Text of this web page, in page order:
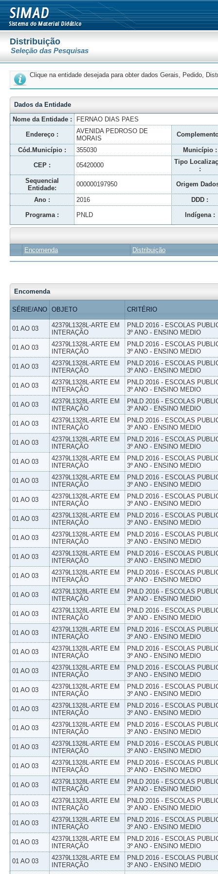
Distribuição
Seleção das Pesquisas
Clique na entidade desejada para obter dados Gerais, Pedido,
Dados da Entidade
Nome da Entidade :
FERNAO DIAS PAES
Endereço :
AVENIDA PEDROSO DE
MORAIS
Cód.Município : 355030 Município :
CEP : 05420000
Tipo
:
Sequencial
Entidade:
000000197950 Origem
Ano : 2016 DDD :
Programa : PNLD Indígena :
Encomenda Distribuição
Encomenda
SÉRIE/ANO OBJETO CRITÉRIO
01 AO 03
42379L1328L-ARTE EM
INTERAÇÃO
PNLD 2016 - ESCOLAS
3º ANO - ENSINO MEDIO
01 AO 03
42379L1328L-ARTE EM
INTERAÇÃO
PNLD 2016 - ESCOLAS
3º ANO - ENSINO MEDIO
01 AO 03
42379L1328L-ARTE EM
INTERAÇÃO
PNLD 2016 - ESCOLAS
3º ANO - ENSINO MEDIO
01 AO 03
42379L1328L-ARTE EM
INTERAÇÃO
PNLD 2016 - ESCOLAS
3º ANO - ENSINO MEDIO
01 AO 03
42379L1328L-ARTE EM
INTERAÇÃO
PNLD 2016 - ESCOLAS
3º ANO - ENSINO MEDIO
01 AO 03
42379L1328L-ARTE EM
INTERAÇÃO
PNLD 2016 - ESCOLAS
3º ANO - ENSINO MEDIO
01 AO 03
42379L1328L-ARTE EM
INTERAÇÃO
PNLD 2016 - ESCOLAS
3º ANO - ENSINO MEDIO
01 AO 03
42379L1328L-ARTE EM
INTERAÇÃO
PNLD 2016 - ESCOLAS
3º ANO - ENSINO MEDIO
01 AO 03
42379L1328L-ARTE EM
INTERAÇÃO
PNLD 2016 - ESCOLAS
3º ANO - ENSINO MEDIO
01 AO 03
42379L1328L-ARTE EM
INTERAÇÃO
PNLD 2016 - ESCOLAS
3º ANO - ENSINO MEDIO
01 AO 03
42379L1328L-ARTE EM
INTERAÇÃO
PNLD 2016 - ESCOLAS
3º ANO - ENSINO MEDIO
01 AO 03
42379L1328L-ARTE EM
INTERAÇÃO
PNLD 2016 - ESCOLAS
3º ANO - ENSINO MEDIO
01 AO 03
42379L1328L-ARTE EM
INTERAÇÃO
PNLD 2016 - ESCOLAS
3º ANO - ENSINO MEDIO
01 AO 03
42379L1328L-ARTE EM
INTERAÇÃO
PNLD 2016 - ESCOLAS
3º ANO - ENSINO MEDIO
01 AO 03
42379L1328L-ARTE EM
INTERAÇÃO
PNLD 2016 - ESCOLAS
3º ANO - ENSINO MEDIO
01 AO 03
42379L1328L-ARTE EM
INTERAÇÃO
PNLD 2016 - ESCOLAS
3º ANO - ENSINO MEDIO
01 AO 03
42379L1328L-ARTE EM
INTERAÇÃO
PNLD 2016 - ESCOLAS
3º ANO - ENSINO MEDIO
01 AO 03
42379L1328L-ARTE EM
INTERAÇÃO
PNLD 2016 - ESCOLAS
3º ANO - ENSINO MEDIO
01 AO 03
42379L1328L-ARTE EM
INTERAÇÃO
PNLD 2016 - ESCOLAS
3º ANO - ENSINO MEDIO
01 AO 03
42379L1328L-ARTE EM
INTERAÇÃO
PNLD 2016 - ESCOLAS
3º ANO - ENSINO MEDIO
01 AO 03
42379L1328L-ARTE EM
INTERAÇÃO
PNLD 2016 - ESCOLAS
3º ANO - ENSINO MEDIO
01 AO 03
42379L1328L-ARTE EM
INTERAÇÃO
PNLD 2016 - ESCOLAS
3º ANO - ENSINO MEDIO
01 AO 03
42379L1328L-ARTE EM
INTERAÇÃO
PNLD 2016 - ESCOLAS
3º ANO - ENSINO MEDIO
01 AO 03
42379L1328L-ARTE EM
INTERAÇÃO
PNLD 2016 - ESCOLAS
3º ANO - ENSINO MEDIO
01 AO 03
42379L1328L-ARTE EM
INTERAÇÃO
PNLD 2016 - ESCOLAS
3º ANO - ENSINO MEDIO
01 AO 03
42379L1328L-ARTE EM
INTERAÇÃO
PNLD 2016 - ESCOLAS
3º ANO - ENSINO MEDIO
01 AO 03
42379L1328L-ARTE EM
INTERAÇÃO
PNLD 2016 - ESCOLAS
3º ANO - ENSINO MEDIO
01 AO 03
42379L1328L-ARTE EM
INTERAÇÃO
PNLD 2016 - ESCOLAS
3º ANO - ENSINO MEDIO
01 AO 03
42379L1328L-ARTE EM
INTERAÇÃO
PNLD 2016 - ESCOLAS
3º ANO - ENSINO MEDIO